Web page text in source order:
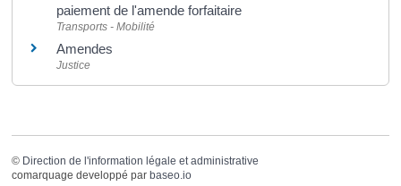
paiement de l'amende forfaitaire
Transports - Mobilité
Amendes
Justice
© Direction de l'information légale et administrative
comarquage developpé par baseo.io